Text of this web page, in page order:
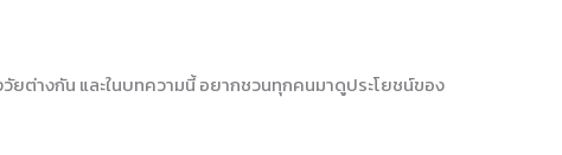
ต่างกัน และในบทความนี้ อยากชวนทุกคนมาดูประโยชน์ของ